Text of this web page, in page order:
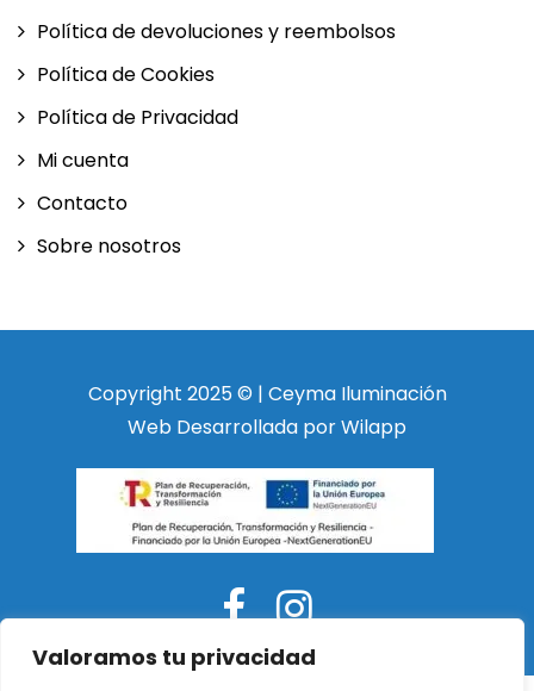
Valoramos tu privacidad
Política de devoluciones y reembolsos
Política de Cookies
Política de Privacidad
Mi cuenta
Contacto
Sobre nosotros
Copyright 2025 © | Ceyma Iluminación
Web Desarrollada por Wilapp